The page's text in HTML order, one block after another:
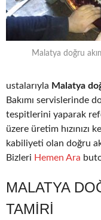
Malatya doğru
ustalarıyla Malatya
Bakımı servislerinde
tespitlerini yaparak
üzere üretim hızınızı
kabiliyeti olan doğru
Bizleri Hemen Ara
MALATYA
TAMIRI